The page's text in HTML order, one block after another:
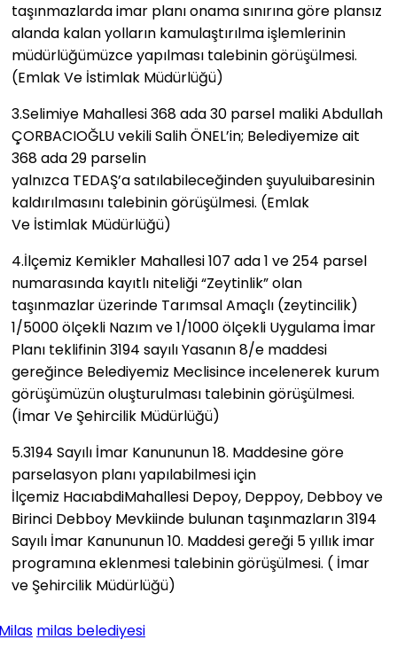
taşınmazlarda imar planı onama sınırına göre plansız
alanda kalan yolların kamulaştırılma işlemlerinin
müdürlüğümüzce yapılması talebinin görüşülmesi.
(Emlak Ve İstimlak Müdürlüğü)
3.​Selimiye Mahallesi 368 ada 30 parsel maliki Abdullah
ÇORBACIOĞLU vekili Salih ÖNEL’in; Belediyemize ait
368 ada 29 parselin
yalnızca TEDAŞ’a satılabileceğinden şuyuluibaresinin
kaldırılmasını talebinin görüşülmesi. (Emlak
Ve İstimlak Müdürlüğü)
4.​İlçemiz Kemikler Mahallesi 107 ada 1 ve 254 parsel
numarasında kayıtlı niteliği “Zeytinlik” olan
taşınmazlar üzerinde Tarımsal Amaçlı (zeytincilik)
1/5000 ölçekli Nazım ve 1/1000 ölçekli Uygulama İmar
Planı teklifinin 3194 sayılı Yasanın 8/e maddesi
gereğince Belediyemiz Meclisince incelenerek kurum
görüşümüzün oluşturulması talebinin görüşülmesi.
(İmar Ve Şehircilik Müdürlüğü)
5.​3194 Sayılı İmar Kanununun 18. Maddesine göre
parselasyon planı yapılabilmesi için
İlçemiz HacıabdiMahallesi Depoy, Deppoy, Debboy ve
Birinci Debboy Mevkiinde bulunan taşınmazların 3194
Sayılı İmar Kanununun 10. Maddesi gereği 5 yıllık imar
programına eklenmesi talebinin görüşülmesi. ( İmar
ve Şehircilik Müdürlüğü)
milas belediyesi